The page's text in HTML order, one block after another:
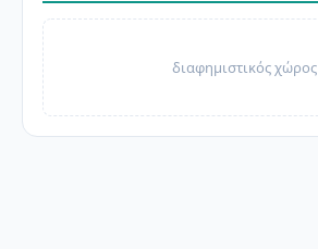
διαφημιστικός χώρος